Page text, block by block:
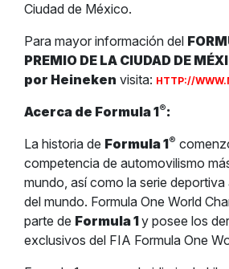
Ciudad de México.
Para mayor información del
PREMIO DE LA CIUDAD DE
por Heineken visita: HTTP://
Acerca de Formula 1®:
La historia de Formula 1®
competencia de automovilismo
mundo, así como la serie
del mundo. Formula One World
parte de Formula 1y posee los
exclusivos del FIA Formula One